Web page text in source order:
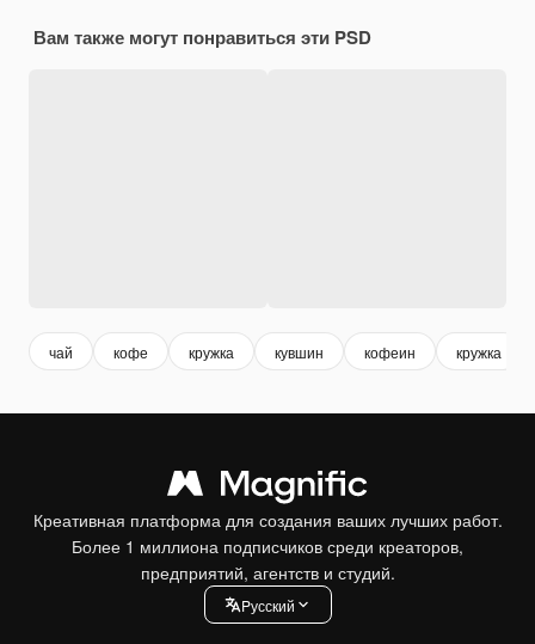
Вам также могут понравиться эти PSD
чай кофе кружка кувшин кофеин кружка
Креативная платформа для создания ваших лучших работ.
Более 1 миллиона подписчиков среди креаторов,
предприятий, агентств и студий.
Pусский